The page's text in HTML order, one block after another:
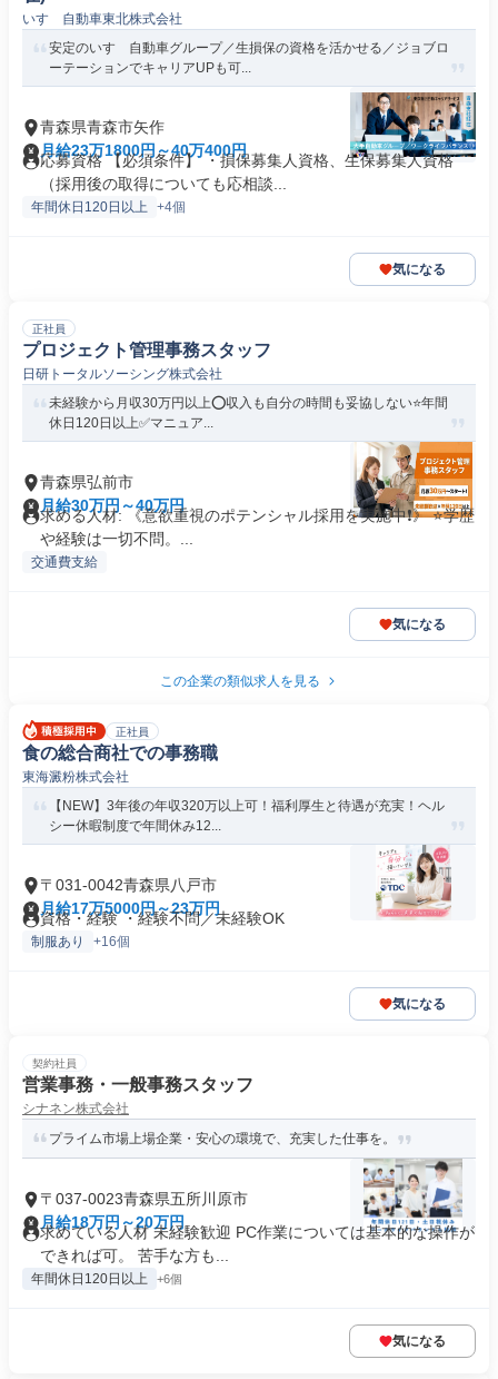
いすゞ自動車東北株式会社
安定のいすゞ自動車グループ／生損保の資格を活かせる／ジョブロ
ーテーションでキャリアUPも可...
青森県青森市矢作
月給23万1800円～40万400円
応募資格 【必須条件】 ・損保募集人資格、生保募集人資格
（採用後の取得についても応相談...
年間休日120日以上 +4個
気になる
正社員
プロジェクト管理事務スタッフ
日研トータルソーシング株式会社
未経験から月収30万円以上⭕収入も自分の時間も妥協しない⭐年間
休日120日以上✅️マニュア...
青森県弘前市
月給30万円～40万円
求める人材: 《意欲重視のポテンシャル採用を実施中❗️》 ⭐学歴
や経験は一切不問。...
交通費支給
気になる
この企業の類似求人を見る
正社員
食の総合商社での事務職
東海澱粉株式会社
【NEW】3年後の年収320万以上可！福利厚生と待遇が充実！ヘル
シー休暇制度で年間休み12...
〒031-0042青森県八戸市
月給17万5000円～23万円
資格・経験 ・経験不問／未経験OK
制服あり +16個
気になる
契約社員
営業事務・一般事務スタッフ
シナネン株式会社
プライム市場上場企業・安心の環境で、充実した仕事を。
〒037-0023青森県五所川原市
月給18万円～20万円
求めている人材 未経験歓迎 PC作業については基本的な操作が
できれば可。 苦手な方も...
年間休日120日以上 +6個
気になる